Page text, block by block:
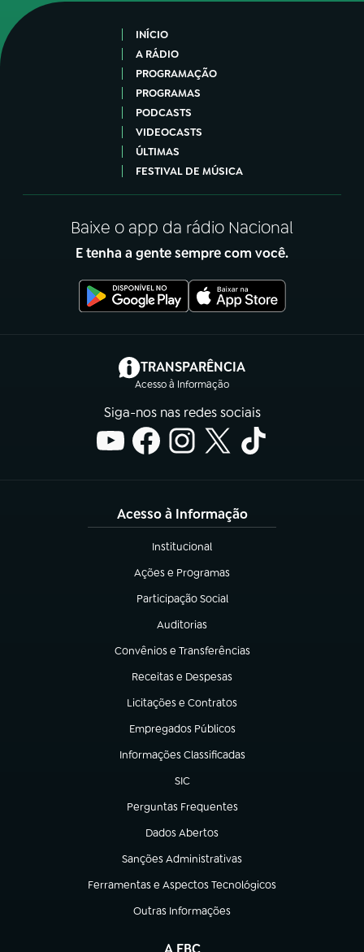
INÍCIO
A RÁDIO
PROGRAMAÇÃO
PROGRAMAS
PODCASTS
VIDEOCASTS
ÚLTIMAS
FESTIVAL DE MÚSICA
Baixe o app da rádio Nacional
E tenha a gente sempre com você.
TRANSPARÊNCIA
Acesso à Informação
(abre em nova aba)
Siga-nos nas redes sociais
Acesso à Informação
Institucional
(abre em nova aba)
Ações e Programas
(abre em nova aba)
Participação Social
(abre em nova aba)
Auditorias
(abre em nova aba)
Convênios e Transferências
(abre em nova aba)
Receitas e Despesas
(abre em nova aba)
Licitações e Contratos
(abre em nova aba)
Empregados Públicos
(abre em nova aba)
Informações Classificadas
(abre em nova aba)
SIC
(abre em nova aba)
Perguntas Frequentes
(abre em nova aba)
Dados Abertos
(abre em nova aba)
Sanções Administrativas
(abre em nova aba)
Ferramentas e Aspectos Tecnológicos
(abre em nova aba)
Outras Informações
(abre em nova aba)